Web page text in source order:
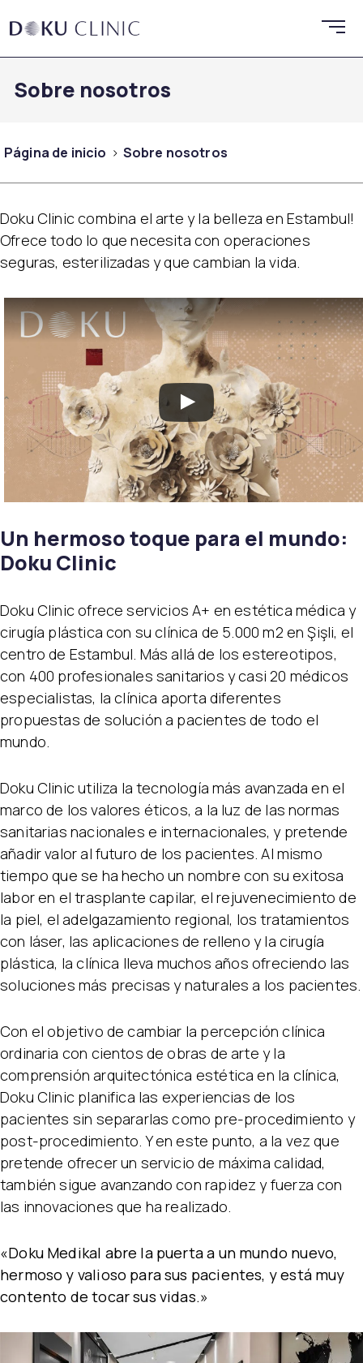
Sobre nosotros
Página de inicio Sobre nosotros
Doku Clinic combina el arte y la belleza en Estambul!
Ofrece todo lo que necesita con operaciones
seguras, esterilizadas y que cambian la vida.
Un hermoso toque para el mundo:
Doku Clinic
Doku Clinic ofrece servicios A+ en estética médica y
cirugía plástica con su clínica de 5.000 m2 en Şişli, el
centro de Estambul. Más allá de los estereotipos,
con 400 profesionales sanitarios y casi 20 médicos
especialistas, la clínica aporta diferentes
propuestas de solución a pacientes de todo el
mundo.
Doku Clinic utiliza la tecnología más avanzada en el
marco de los valores éticos, a la luz de las normas
sanitarias nacionales e internacionales, y pretende
añadir valor al futuro de los pacientes. Al mismo
tiempo que se ha hecho un nombre con su exitosa
labor en el trasplante capilar, el rejuvenecimiento de
la piel, el adelgazamiento regional, los tratamientos
con láser, las aplicaciones de relleno y la cirugía
plástica, la clínica lleva muchos años ofreciendo las
soluciones más precisas y naturales a los pacientes.
Con el objetivo de cambiar la percepción clínica
ordinaria con cientos de obras de arte y la
comprensión arquitectónica estética en la clínica,
Doku Clinic planifica las experiencias de los
pacientes sin separarlas como pre-procedimiento y
post-procedimiento. Y en este punto, a la vez que
pretende ofrecer un servicio de máxima calidad,
también sigue avanzando con rapidez y fuerza con
las innovaciones que ha realizado.
«Doku Medikal abre la puerta a un mundo nuevo,
hermoso y valioso para sus pacientes, y está muy
contento de tocar sus vidas.»